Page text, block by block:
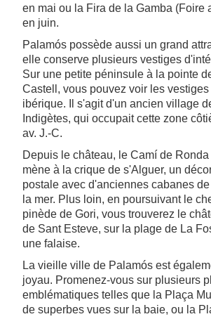
en mai ou la Fira de la Gamba (Foire
en juin.
Palamós possède aussi un grand
elle conserve plusieurs vestiges
Sur une petite péninsule à la pointe
Castell, vous pouvez voir les
ibérique. Il s'agit d'un ancien village
Indigètes, qui occupait cette zone
av. J.-C.
Depuis le château, le Camí de
mène à la crique de s'Alguer, un
postale avec d'anciennes cabanes
la mer. Plus loin, en poursuivant le
pinède de Gori, vous trouverez le
de Sant Esteve, sur la plage de La
une falaise.
La vieille ville de Palamós est
joyau. Promenez-vous sur plusieurs
emblématiques telles que la Plaça
de superbes vues sur la baie, ou la